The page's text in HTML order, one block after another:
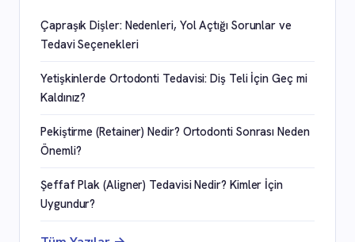
Çapraşık Dişler: Nedenleri, Yol Açtığı Sorunlar ve
Tedavi Seçenekleri
Yetişkinlerde Ortodonti Tedavisi: Diş Teli İçin Geç mi
Kaldınız?
Pekiştirme (Retainer) Nedir? Ortodonti Sonrası Neden
Önemli?
Şeffaf Plak (Aligner) Tedavisi Nedir? Kimler İçin
Uygundur?